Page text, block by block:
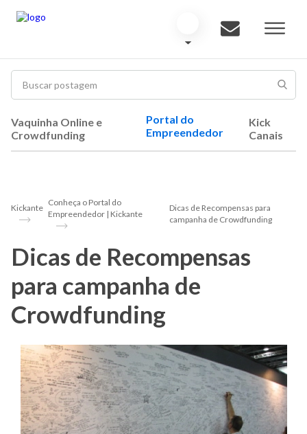
Vaquinha Online e
Crowdfunding
Portal do
Empreendedor
Kick
Canais
Kickante
Conheça o Portal do
Empreendedor | Kickante
Dicas de Recompensas para
campanha de Crowdfunding
Dicas de Recompensas
para campanha de
Crowdfunding